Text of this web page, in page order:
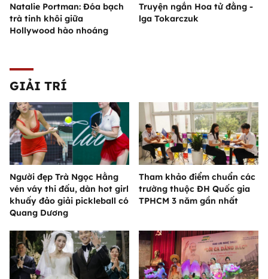
Natalie Portman: Đóa bạch
trà tinh khôi giữa
Hollywood hào nhoáng
Truyện ngắn Hoa tử đằng -
lga Tokarczuk
GIẢI TRÍ
Người đẹp Trà Ngọc Hằng
vén váy thi đấu, dàn hot girl
khuấy đảo giải pickleball có
Quang Dương
Tham khảo điểm chuẩn các
trường thuộc ĐH Quốc gia
TPHCM 3 năm gần nhất